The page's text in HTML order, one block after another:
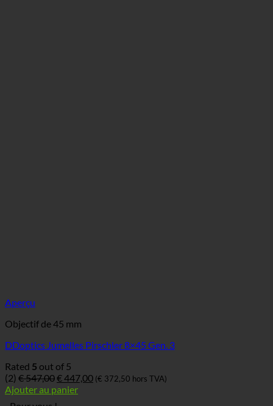
Aperçu
Objectif de 45 mm
DDoptics Jumelles Pirschler 8×45 Gen. 3
Rated 5 out of 5
(2) €547,00Le
prix
€447,00Le
(€ 372,50 hors TVA)
Ajouter au panier